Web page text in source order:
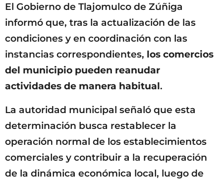
o
El Gobierno de Tlajomulco de Zúñiga
informó que, tras la actualización de las
condiciones y en coordinación con las
instancias correspondientes, los comercios
del municipio pueden reanudar
actividades de manera habitual.
La autoridad municipal señaló que esta
determinación busca restablecer la
operación normal de los establecimientos
comerciales y contribuir a la recuperación
de la dinámica económica local, luego de